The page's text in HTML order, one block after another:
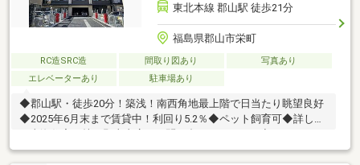
東北本線 郡山駅 徒歩21分
福島県郡山市栄町
RC造SRC造 間取り図あり
写真あり
エレベーターあり
駐車場あり
◆郡山駅・徒歩20分！築浅！南西角地最上階で日当たり眺望良好
◆2025年6月末まで賃貸中！利回り5.2％◆ペット飼育可◆詳しく
は東海住宅（株）郡山支店へお問い合わせください◆